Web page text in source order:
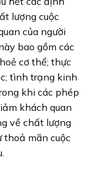
lượng cuộc
của người
bao gồm các
cơ thể; thực
tình trạng kinh
khi các phép
khách quan
về chất lượng
thoả mãn cuộc